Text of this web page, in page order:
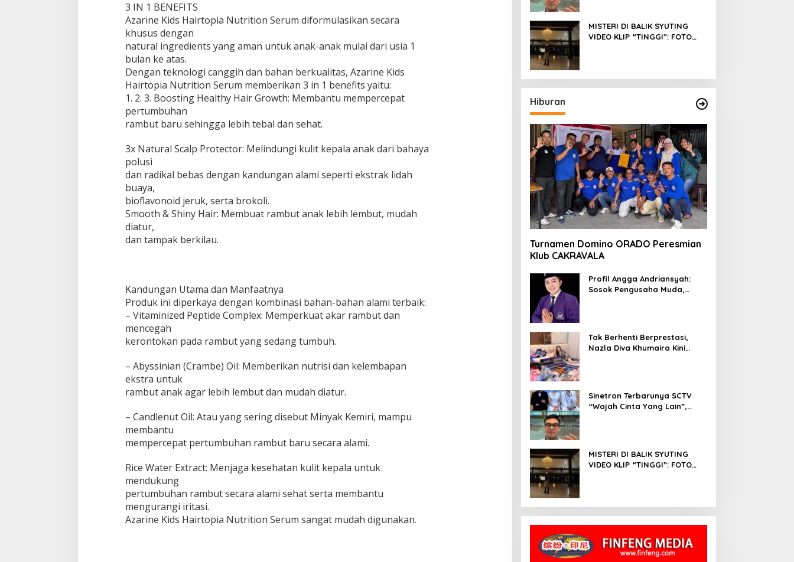
3 IN 1 BENEFITS
Azarine Kids Hairtopia Nutrition Serum diformulasikan secara
khusus dengan
natural ingredients yang aman untuk anak-anak mulai dari usia 1
bulan ke atas.
Dengan teknologi canggih dan bahan berkualitas, Azarine Kids
Hairtopia Nutrition Serum memberikan 3 in 1 benefits yaitu:
1. 2. 3. Boosting Healthy Hair Growth: Membantu mempercepat
pertumbuhan
rambut baru sehingga lebih tebal dan sehat.
3x Natural Scalp Protector: Melindungi kulit kepala anak dari bahaya
polusi
dan radikal bebas dengan kandungan alami seperti ekstrak lidah
buaya,
bioflavonoid jeruk, serta brokoli.
Smooth & Shiny Hair: Membuat rambut anak lebih lembut, mudah
diatur,
dan tampak berkilau.
Kandungan Utama dan Manfaatnya
Produk ini diperkaya dengan kombinasi bahan-bahan alami terbaik:
– Vitaminized Peptide Complex: Memperkuat akar rambut dan
mencegah
kerontokan pada rambut yang sedang tumbuh.
– Abyssinian (Crambe) Oil: Memberikan nutrisi dan kelembapan
ekstra untuk
rambut anak agar lebih lembut dan mudah diatur.
– Candlenut Oil: Atau yang sering disebut Minyak Kemiri, mampu
membantu
mempercepat pertumbuhan rambut baru secara alami.
Rice Water Extract: Menjaga kesehatan kulit kepala untuk
mendukung
pertumbuhan rambut secara alami sehat serta membantu
mengurangi iritasi.
Azarine Kids Hairtopia Nutrition Serum sangat mudah digunakan.
MISTERI DI BALIK SYUTING
VIDEO KLIP “TINGGI”: FOTO
KESADARAN
Hiburan
Turnamen Domino ORADO Peresmian
Klub CAKRAVALA
Profil Angga Andriansyah:
Sosok Pengusaha Muda,
Tak Berhenti Berprestasi,
Nazla Diva Khumaira Kini
Sinetron Terbarunya SCTV
“Wajah Cinta Yang Lain”,
MISTERI DI BALIK SYUTING
VIDEO KLIP “TINGGI”: FOTO
KESADARAN